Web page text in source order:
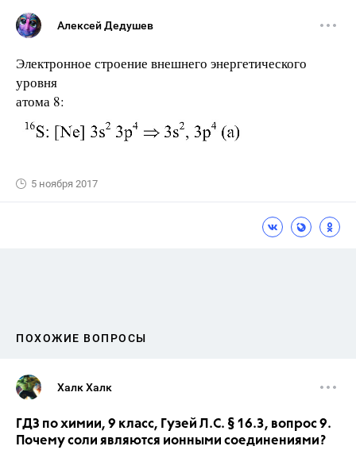
Алексей Дедушев
Электронное строение внешнего энергетического
уровня
атома 8:
5 ноября 2017
ПОХОЖИЕ ВОПРОСЫ
Халк Халк
ГДЗ по химии, 9 класс, Гузей Л.С. § 16.3, вопрос 9.
Почему соли являются ионными соединениями?